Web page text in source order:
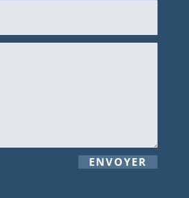
ENVOYER